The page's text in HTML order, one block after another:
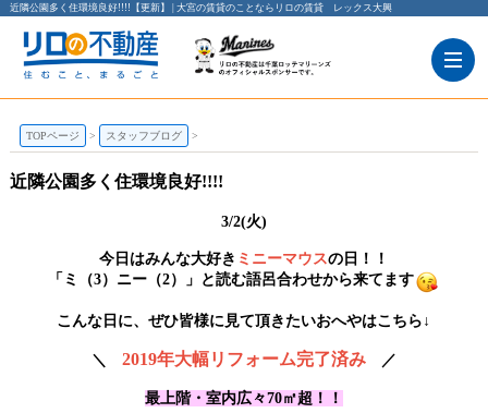
近隣公園多く住環境良好!!!!【更新】 | 大宮の賃貸のことならリロの賃貸 レックス大興
TOPページ スタッフブログ
近隣公園多く住環境良好!!!!
3/2(火)
今日はみんな大好き ミニーマウスの日！！
「ミ（3）ニー（2）」と読む語呂合わせから来てます
こんな日に、ぜひ皆様に見て頂きたいおへやはこちら↓
＼ 2019年大幅リフォーム完了済み／
最上階・室内広々70㎡超！！